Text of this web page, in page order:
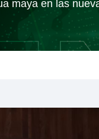
maya en las